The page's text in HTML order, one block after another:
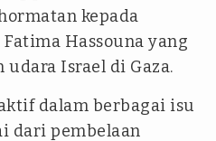
kepada
Hassouna yang
udara Israel di Gaza.
dalam berbagai isu
dari pembelaan